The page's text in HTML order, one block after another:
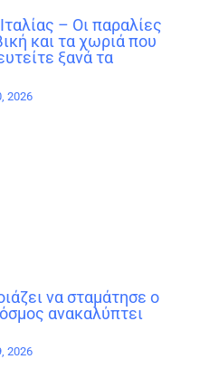
– Οι παραλίες
και τα χωριά που
ξανά τα
2026
να σταμάτησε ο
ανακαλύπτει
2026